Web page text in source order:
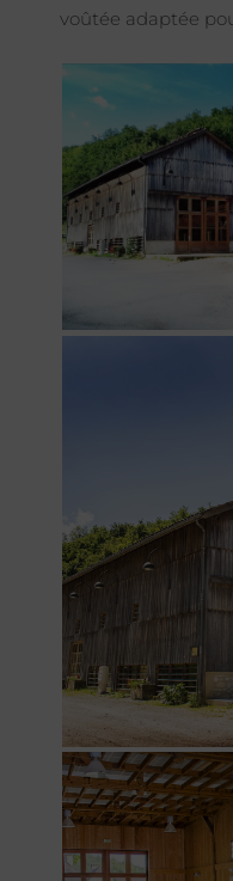
voûtée adaptée